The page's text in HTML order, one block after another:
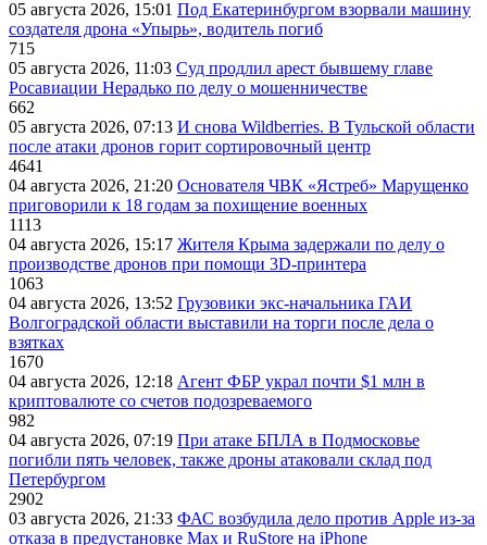
05 августа 2026, 15:01 Под Екатеринбургом взорвали машину
создателя дрона «Упырь», водитель погиб
715
05 августа 2026, 11:03 Суд продлил арест бывшему главе
Росавиации Нерадько по делу о мошенничестве
662
05 августа 2026, 07:13 И снова Wildberries. В Тульской области
после атаки дронов горит сортировочный центр
4641
04 августа 2026, 21:20 Основателя ЧВК «Ястреб» Марущенко
приговорили к 18 годам за похищение военных
1113
04 августа 2026, 15:17 Жителя Крыма задержали по делу о
производстве дронов при помощи 3D‑принтера
1063
04 августа 2026, 13:52 Грузовики экс-начальника ГАИ
Волгоградской области выставили на торги после дела о
взятках
1670
04 августа 2026, 12:18 Агент ФБР украл почти $1 млн в
криптовалюте со счетов подозреваемого
982
04 августа 2026, 07:19 При атаке БПЛА в Подмосковье
погибли пять человек, также дроны атаковали склад под
Петербургом
2902
03 августа 2026, 21:33 ФАС возбудила дело против Apple из-за
отказа в предустановке Max и RuStore на iPhone